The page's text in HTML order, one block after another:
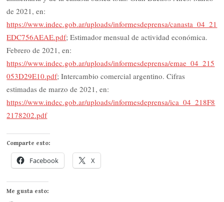
de 2021, en:
https://www.indec.gob.ar/uploads/informesdeprensa/canasta_04_21
EDC756AEAE.pdf; Estimador mensual de actividad económica.
Febrero de 2021, en:
https://www.indec.gob.ar/uploads/informesdeprensa/emae_04_215
053D29E10.pdf; Intercambio comercial argentino. Cifras
estimadas de marzo de 2021, en:
https://www.indec.gob.ar/uploads/informesdeprensa/ica_04_218F8
2178202.pdf
Comparte esto:
Facebook X
Me gusta esto: